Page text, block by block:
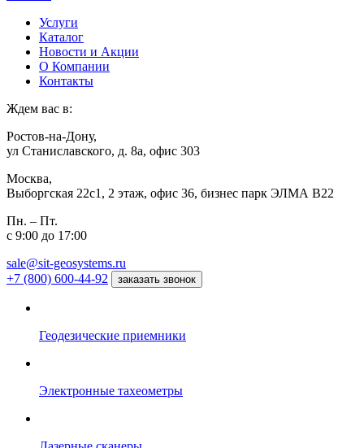
Услуги
Каталог
Новости и Акции
О Компании
Контакты
Ждем вас в:
Ростов-на-Дону,
ул Станиславского, д. 8а, офис 303
Москва,
Выборгская 22с1, 2 этаж, офис 36, бизнес парк ЭЛМА В22
Пн. – Пт.
с 9:00 до 17:00
sale@sit-geosystems.ru
+7 (800) 600-44-92
заказать звонок
Геодезические приемники
Электронные тахеометры